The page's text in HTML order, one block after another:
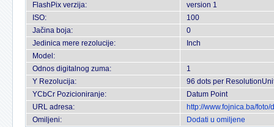
FlashPix verzija:
version 1
ISO:
100
Jačina boja:
0
Jedinica mere rezolucije:
Inch
Model:
Odnos digitalnog zuma:
1
Y Rezolucija:
96 dots per
YCbCr Pozicioniranje:
Datum Point
URL adresa:
http://www.fojnica.ba/
Omiljeni:
Dodati u omiljene